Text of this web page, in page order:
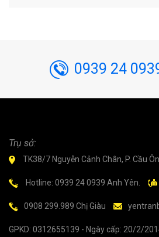
0939 24
Trụ sở:
TK38/7 Nguyễn Cảnh Chân, P. Cầu
Hotline: 0939 24 0939 Anh Yên.
0908 299.989 Chị Giàu
GPKD: 0312655139 - Ngày cấp: 20/2/